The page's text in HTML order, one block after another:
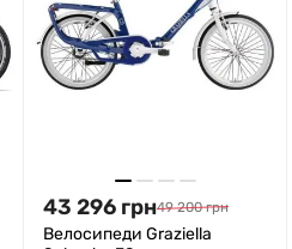
43 296 грн49 200 грн
Велосипеди Graziella